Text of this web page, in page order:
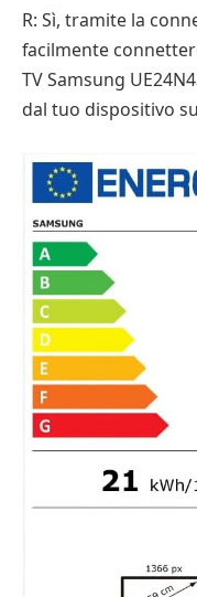
R: Sì, tramite la
facilmente
TV Samsung
dal tuo dispositivo